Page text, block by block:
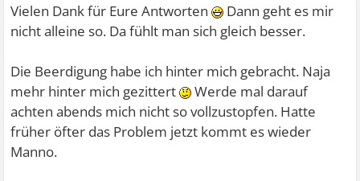
Vielen Dank für Eure Antworten
Dann geht es mir
nicht alleine so. Da fühlt man sich gleich besser.
Die Beerdigung habe ich hinter mich gebracht. Naja
mehr hinter mich gezittert
Werde mal darauf
achten abends mich nicht so vollzustopfen. Hatte
früher öfter das Problem jetzt kommt es wieder
Manno.